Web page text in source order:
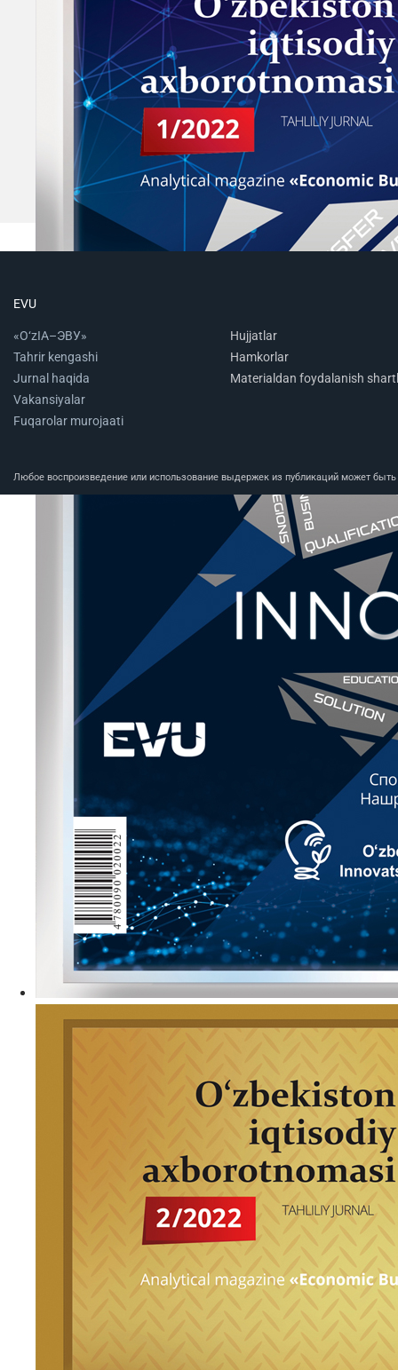
EVU
«O‘zIA–ЭВУ»
Tahrir kengashi
Jurnal haqida
Vakansiyalar
Fuqarolar murojaati
Hujjatlar
Hamkorlar
Materialdan foydalanish
Любое воспроизведение или использование выдержек из публикаций может